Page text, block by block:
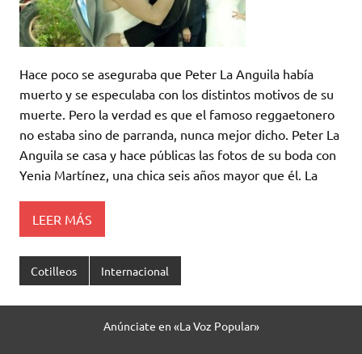
Hace poco se aseguraba que Peter La Anguila había
muerto y se especulaba con los distintos motivos de su
muerte. Pero la verdad es que el famoso reggaetonero
no estaba sino de parranda, nunca mejor dicho. Peter La
Anguila se casa y hace públicas las fotos de su boda con
Yenia Martínez, una chica seis años mayor que él. La
LEER MÁS
Cotilleos Internacional
Anúnciate en «La Voz Popular»